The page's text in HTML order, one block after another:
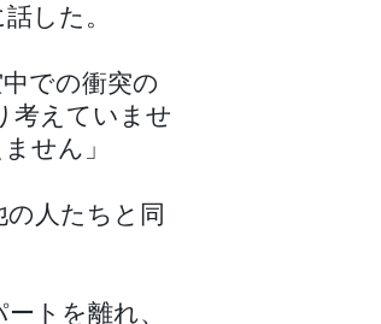
した。
での衝突の
考えていませ
せん」
人たちと同
トを離れ、